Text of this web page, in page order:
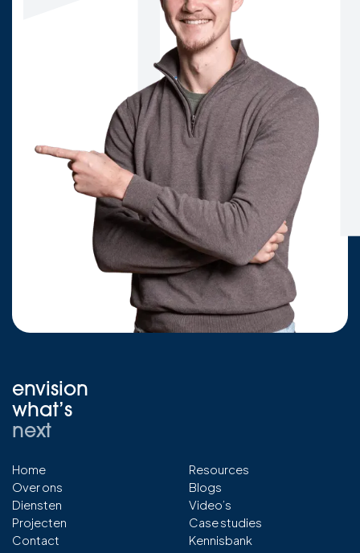
envision
what’s
next
Home
Over ons
Diensten
Projecten
Contact
Resources
Blogs
Video’s
Case studies
Kennisbank